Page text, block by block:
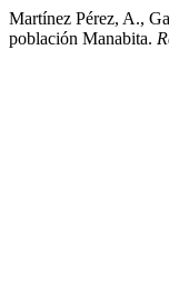
Martínez Pérez, A.,
población Manabita.